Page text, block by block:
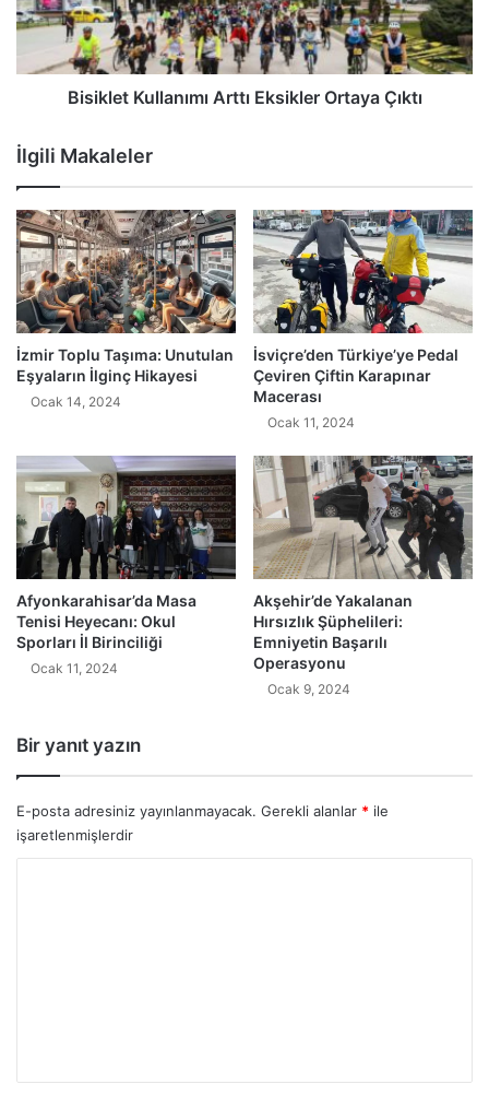
Bisiklet Kullanımı Arttı Eksikler Ortaya Çıktı
İlgili Makaleler
İzmir Toplu Taşıma: Unutulan
Eşyaların İlginç Hikayesi
Ocak 14, 2024
İsviçre’den Türkiye’ye Pedal
Çeviren Çiftin Karapınar
Macerası
Ocak 11, 2024
Afyonkarahisar’da Masa
Tenisi Heyecanı: Okul
Sporları İl Birinciliği
Ocak 11, 2024
Akşehir’de Yakalanan
Hırsızlık Şüphelileri:
Emniyetin Başarılı
Operasyonu
Ocak 9, 2024
Bir yanıt yazın
E-posta adresiniz yayınlanmayacak. Gerekli alanlar * ile
işaretlenmişlerdir